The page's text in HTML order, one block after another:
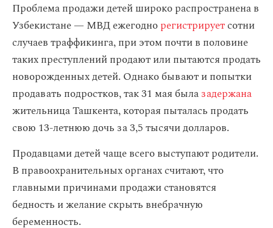
Проблема продажи детей широко распространена в
Узбекистане — МВД ежегоднорегистрируетсотни
случаев траффикинга, при этом почти в половине
таких преступлений продают или пытаются продать
новорожденных детей. Однако бывают и попытки
продавать подростков, так 31 мая былазадержана
жительница Ташкента, которая пыталась продать
свою 13-летнюю дочь за 3,5 тысячи долларов.
Продавцами детей чаще всего выступают родители.
В правоохранительных органах считают, что
главными причинами продажи становятся
бедность и желание скрыть внебрачную
беременность.